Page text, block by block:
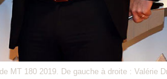
MT 180 2019. De gauche à droite : Valérie